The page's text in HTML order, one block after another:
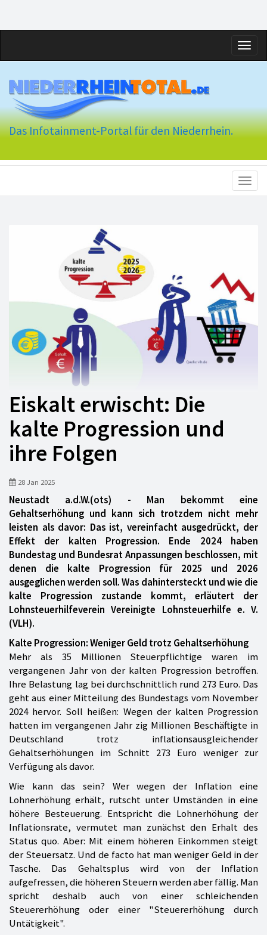
Das Infotainment-Portal für den Niederrhein.
Eiskalt erwischt: Die
kalte Progression und
ihre Folgen
28 Jan 2025
Neustadt a.d.W.(ots) - Man bekommt eine
Gehaltserhöhung und kann sich trotzdem nicht mehr
leisten als davor: Das ist, vereinfacht ausgedrückt, der
Effekt der kalten Progression. Ende 2024 haben
Bundestag und Bundesrat Anpassungen beschlossen, mit
denen die kalte Progression für 2025 und 2026
ausgeglichen werden soll. Was dahintersteckt und wie die
kalte Progression zustande kommt, erläutert der
Lohnsteuerhilfeverein Vereinigte Lohnsteuerhilfe e. V.
(VLH).
Kalte Progression: Weniger Geld trotz Gehaltserhöhung
Mehr als 35 Millionen Steuerpflichtige waren im
vergangenen Jahr von der kalten Progression betroffen.
Ihre Belastung lag bei durchschnittlich rund 273 Euro. Das
geht aus einer Mitteilung des Bundestags vom November
2024 hervor. Soll heißen: Wegen der kalten Progression
hatten im vergangenen Jahr zig Millionen Beschäftigte in
Deutschland trotz inflationsausgleichender
Gehaltserhöhungen im Schnitt 273 Euro weniger zur
Verfügung als davor.
Wie kann das sein? Wer wegen der Inflation eine
Lohnerhöhung erhält, rutscht unter Umständen in eine
höhere Besteuerung. Entspricht die Lohnerhöhung der
Inflationsrate, vermutet man zunächst den Erhalt des
Status quo. Aber: Mit einem höheren Einkommen steigt
der Steuersatz. Und de facto hat man weniger Geld in der
Tasche. Das Gehaltsplus wird von der Inflation
aufgefressen, die höheren Steuern werden aber fällig. Man
spricht deshalb auch von einer schleichenden
Steuererhöhung oder einer "Steuererhöhung durch
Untätigkeit".